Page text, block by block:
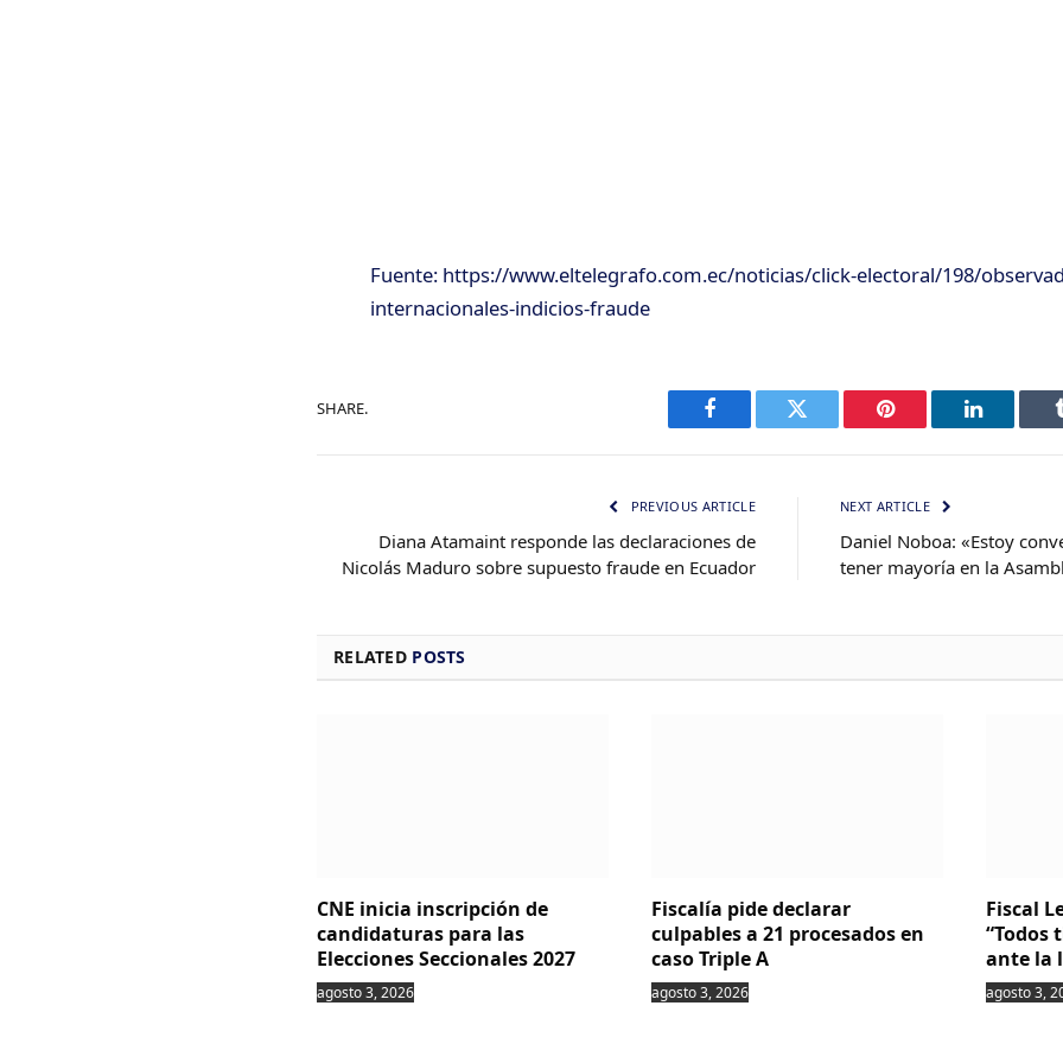
Fuente: https://www.eltelegrafo.com.ec/noticias/click-electoral/198/
internacionales-indicios-fraude
SHARE.
Facebook Twitter Pinterest LinkedIn
PREVIOUS ARTICLE
Diana Atamaint responde las declaraciones de
Nicolás Maduro sobre supuesto fraude en Ecuador
NEXT ARTICLE
Daniel Noboa: «Estoy
tener mayoría en la
RELATED POSTS
CNE inicia inscripción de
candidaturas para las
Elecciones Seccionales 2027
agosto 3, 2026
Fiscalía pide declarar
culpables a 21 procesados en
caso Triple A
agosto 3, 2026
Fiscal
“Todos
ante la
agosto 3,